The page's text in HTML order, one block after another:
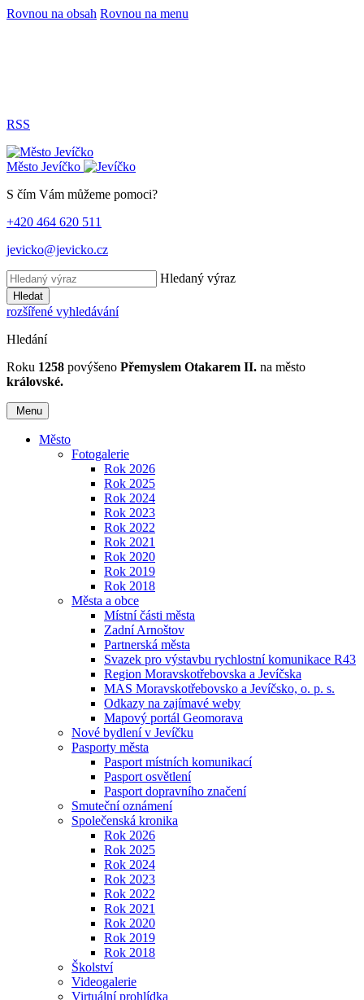
Rovnou na obsah Rovnou na menu
RSS
Město Jevíčko
S čím Vám můžeme pomoci?
+420 464 620 511
jevicko@jevicko.cz
Hledaný výraz
Hledat
rozšířené vyhledávání
Hledání
Roku 1258 povýšeno Přemyslem Otakarem II. na město
královské.
Menu
Město
Fotogalerie
Rok 2026
Rok 2025
Rok 2024
Rok 2023
Rok 2022
Rok 2021
Rok 2020
Rok 2019
Rok 2018
Města a obce
Místní části města
Zadní Arnoštov
Partnerská města
Svazek pro výstavbu rychlostní komunikace R43
Region Moravskotřebovska a Jevíčska
MAS Moravskotřebovsko a Jevíčsko, o. p. s.
Odkazy na zajímavé weby
Mapový portál Geomorava
Nové bydlení v Jevíčku
Pasporty města
Pasport místních komunikací
Pasport osvětlení
Pasport dopravního značení
Smuteční oznámení
Společenská kronika
Rok 2026
Rok 2025
Rok 2024
Rok 2023
Rok 2022
Rok 2021
Rok 2020
Rok 2019
Rok 2018
Školství
Videogalerie
Virtuální prohlídka